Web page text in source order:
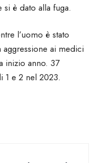
si è dato alla fuga.
l’uomo è stato
aggressione ai medici
inizio anno. 37
1 e 2 nel 2023.